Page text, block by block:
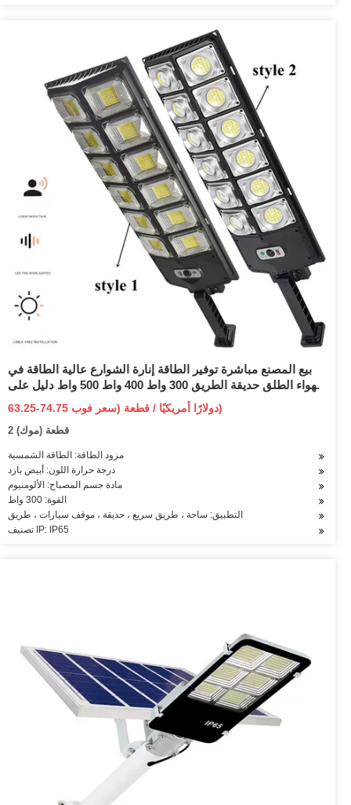
بيع المصنع مباشرة توفير الطاقة إنارة الشوارع عالية الطاقة في
الهواء الطلق حديقة الطريق 300 واط 400 واط 500 واط دليل على
الانفجار متكامل الكل في واحد LED ضوء الشارع الشمسي
63.25-74.75 دولارًا أمريكيًا / قطعة (سعر فوب)
2 قطعة (موك)
مزود الطاقة: الطاقة الشمسية
درجة حرارة اللون: أبيض بارد
مادة جسم المصباح: الألومنيوم
القوة: 300 واط
التطبيق: ساحة ، طريق سريع ، حديقة ، موقف سيارات ، طريق
تصنيف IP: IP65